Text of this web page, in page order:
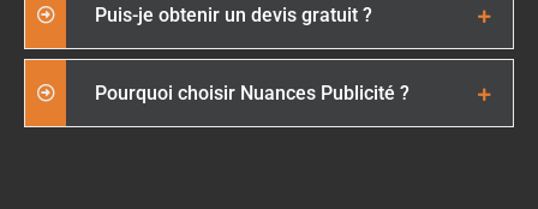
Puis-je obtenir un devis gratuit ?
Pourquoi choisir Nuances Publicité ?